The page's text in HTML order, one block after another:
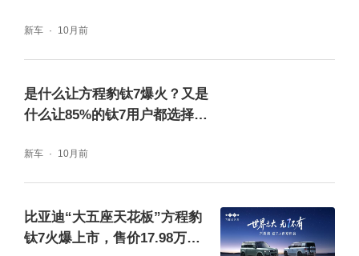
极限，使之不仅是一辆车，更是一个可以随心
方程豹钛3更是具备其独有的“1机3舱”潮流配
置，释放用户自由探索的潮玩基因。“1机”指的
是比亚迪和大疆联合开发的灵鸢智能车载无人
新车 10月前
是什么让方程豹钛7爆火？又是
什么让85%的钛7用户都选择顶
新车 10月前
比亚迪“大五座天花板”方程豹
钛7火爆上市，售价17.98万元